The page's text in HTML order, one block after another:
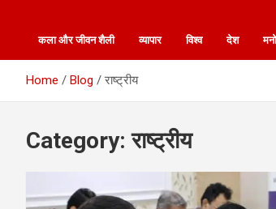
कला और जीवन शैली व्यापार विश्व देश
Home Blog राष्ट्रीय
Category:राष्ट्रीय